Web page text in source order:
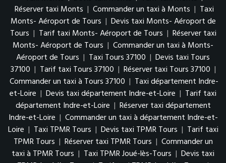
Réserver taxi Monts | Commander un taxi à Monts | Taxi
Monts- Aéroport de Tours | Devis taxi Monts- Aéroport de
Tours | Tarif taxi Monts- Aéroport de Tours | Réserver taxi
Monts- Aéroport de Tours | Commander un taxi à Monts-
Aéroport de Tours | Taxi Tours 37100 | Devis taxi Tours
37100 | Tarif taxi Tours 37100 | Réserver taxi Tours 37100 |
Commander un taxi à Tours 37100 | Taxi département Indre-
et-Loire | Devis taxi département Indre-et-Loire | Tarif taxi
département Indre-et-Loire | Réserver taxi département
Indre-et-Loire | Commander un taxi à département Indre-et-
Loire | Taxi TPMR Tours | Devis taxi TPMR Tours | Tarif taxi
TPMR Tours | Réserver taxi TPMR Tours | Commander un
taxi à TPMR Tours | Taxi TPMR Joué-lès-Tours | Devis taxi